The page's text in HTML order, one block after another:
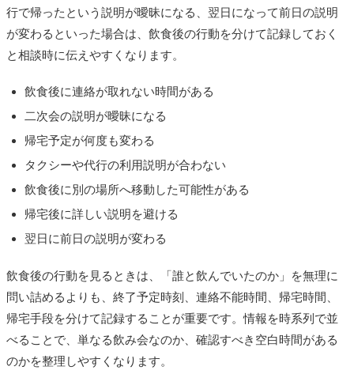
行で帰ったという説明が曖昧になる、翌日になって前日の説明
が変わるといった場合は、飲食後の行動を分けて記録しておく
と相談時に伝えやすくなります。
飲食後に連絡が取れない時間がある
二次会の説明が曖昧になる
帰宅予定が何度も変わる
タクシーや代行の利用説明が合わない
飲食後に別の場所へ移動した可能性がある
帰宅後に詳しい説明を避ける
翌日に前日の説明が変わる
飲食後の行動を見るときは、「誰と飲んでいたのか」を無理に
問い詰めるよりも、終了予定時刻、連絡不能時間、帰宅時間、
帰宅手段を分けて記録することが重要です。情報を時系列で並
べることで、単なる飲み会なのか、確認すべき空白時間がある
のかを整理しやすくなります。